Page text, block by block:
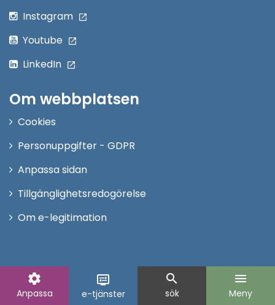
settings
Anpassa
display_settings
e-tjänster
search
sök
menu
Meny
Instagram
Youtube
LinkedIn
Om webbplatsen
Cookies
Personuppgifter - GDPR
Anpassa sidan
Tillgänglighetsredogörelse
Om e-legitimation